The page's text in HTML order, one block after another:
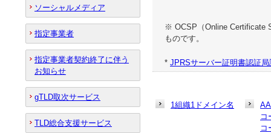
※ OCSP（Online Certificate
ものです。
* JPRSサーバー証明書認証
1組織1ドメイン名
コ
コ
ソーシャルメディア
指定事業者
指定事業者契約終了に伴う
お知らせ
gTLD取次サービス
TLD総合支援サービス